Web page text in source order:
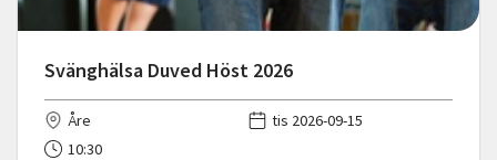
Svänghälsa Duved Höst 2026
Åre
tis 2026-09-15
10:30